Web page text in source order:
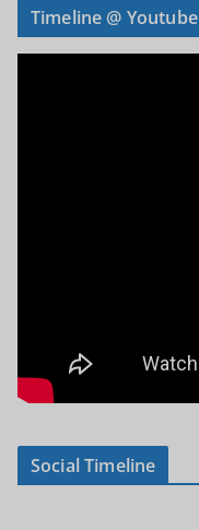
Timeline @ Youtube
Social Timeline